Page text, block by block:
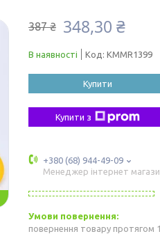
387 ₴ 348,30 ₴
В наявності Код: KMMR1399
Купити
Купити з
+380 (68) 944-49-09
Менеджер інтернет
повернення товару протягом